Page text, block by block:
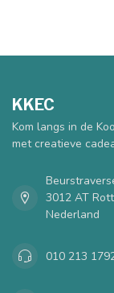
KKEC
Kom langs in de
met creatieve
3012 AT
Nederland
010 213